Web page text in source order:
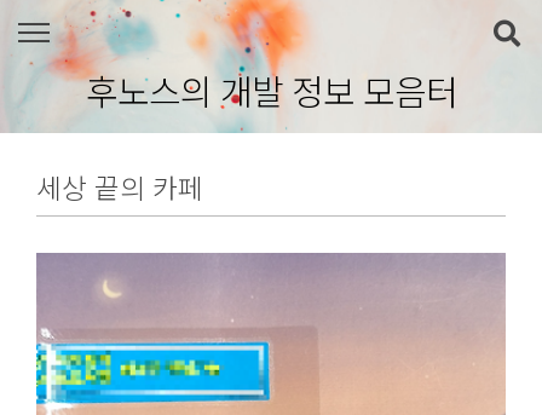
본문 바로가기
후노스의 개발 정보 모음터
세상 끝의 카페